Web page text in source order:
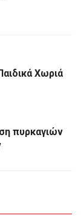
Χωριά
πυρκαγιών